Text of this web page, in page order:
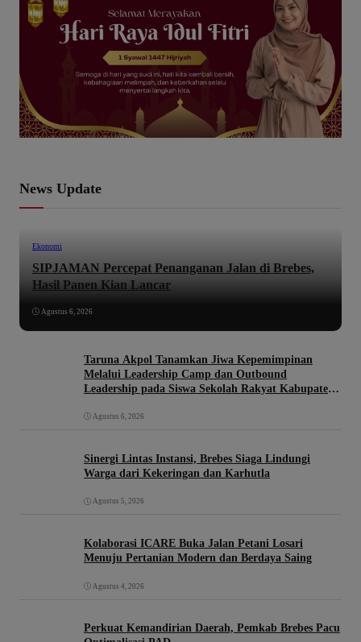
News Update
Ekonomi
SIPJAMAN Percepat Penanganan Jalan di Brebes,
Hasil Panen Kian Lancar
Agustus 6, 2026
Taruna Akpol Tanamkan Jiwa Kepemimpinan
Melalui Leadership Camp dan Outbound
Leadership pada Siswa Sekolah Rakyat Kabupaten
Agustus 6, 2026
Sinergi Lintas Instansi, Brebes Siaga Lindungi
Warga dari Kekeringan dan Karhutla
Agustus 5, 2026
Kolaborasi ICARE Buka Jalan Petani Losari
Menuju Pertanian Modern dan Berdaya Saing
Agustus 4, 2026
Perkuat Kemandirian Daerah, Pemkab Brebes Pacu